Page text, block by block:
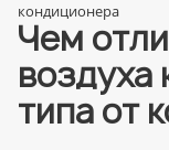
кондиционера
Чем
воздуха
типа от